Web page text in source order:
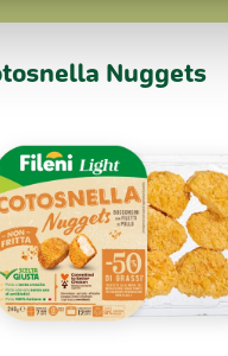
con altre
Nuggets